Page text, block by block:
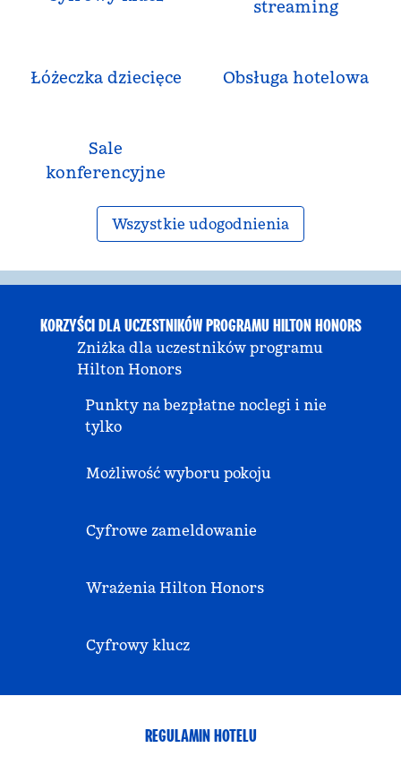
streaming
Łóżeczka dziecięce Obsługa hotelowa
Sale
konferencyjne
Wszystkie udogodnienia
KORZYŚCI DLA UCZESTNIKÓW PROGRAMU HILTON HONORS
Zniżka dla uczestników programu
Hilton Honors
Punkty na bezpłatne noclegi i nie
tylko
Możliwość wyboru pokoju
Cyfrowe zameldowanie
Wrażenia Hilton Honors
Cyfrowy klucz
REGULAMIN HOTELU